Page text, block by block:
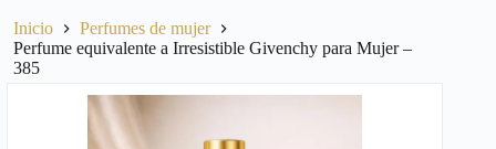
Inicio
Perfumes de mujer
Perfume equivalente a Irresistible Givenchy para Mujer –
385